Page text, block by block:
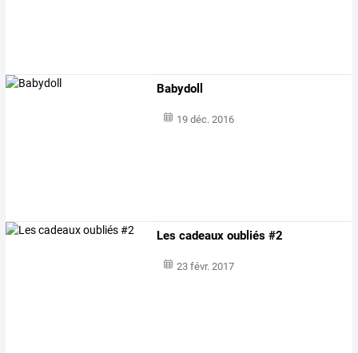
Babydoll
19 déc. 2016
Les cadeaux oubliés #2
23 févr. 2017